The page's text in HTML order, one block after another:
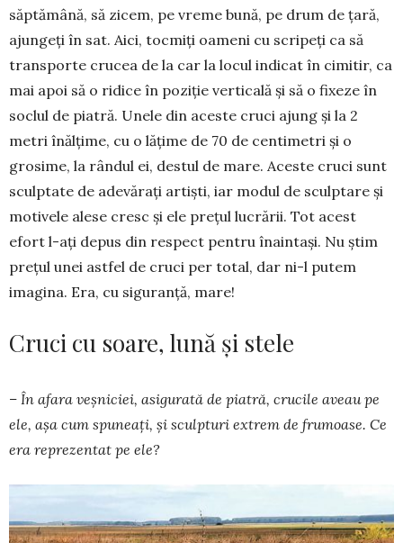
săptămână, să zicem, pe vreme bună, pe drum de țară,
ajungeți în sat. Aici, tocmiți oameni cu scripeți ca să
transporte crucea de la car la locul indicat în cimitir, ca
mai apoi să o ridice în poziție verticală și să o fixeze în
soclul de piatră. Unele din aceste cruci ajung și la 2
metri înălțime, cu o lățime de 70 de centimetri și o
grosime, la rândul ei, destul de mare. Aceste cruci sunt
sculptate de adevărați artiști, iar modul de sculptare și
motivele alese cresc și ele prețul lucrării. Tot acest
efort l-ați depus din respect pentru înaintași. Nu știm
prețul unei astfel de cruci per total, dar ni-l putem
imagina. Era, cu siguranță, mare!
Cruci cu soare, lună și stele
– În afara veșniciei, asigurată de piatră, crucile aveau pe
ele, așa cum spuneați, și sculpturi extrem de frumoase. Ce
era reprezentat pe ele?